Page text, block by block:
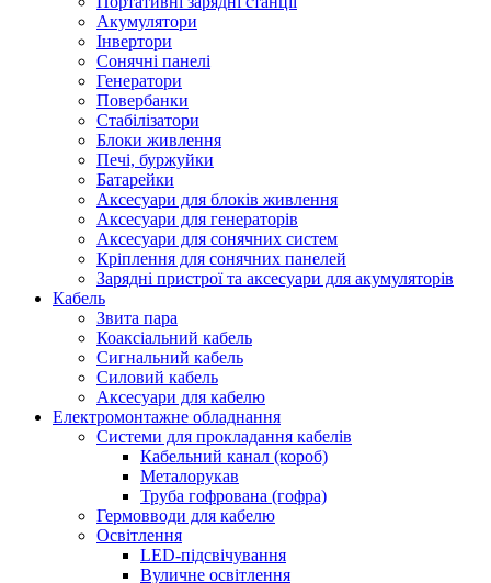
Акумулятори
Інвертори
Сонячні панелі
Генератори
Повербанки
Стабілізатори
Блоки живлення
Печі, буржуйки
Батарейки
Аксесуари для блоків живлення
Аксесуари для генераторів
Аксесуари для сонячних систем
Кріплення для сонячних панелей
Зарядні пристрої та аксесуари для акумуляторів
Кабель
Звита пара
Коаксіальний кабель
Сигнальний кабель
Силовий кабель
Аксесуари для кабелю
Електромонтажне обладнання
Системи для прокладання кабелів
Кабельний канал (короб)
Металорукав
Труба гофрована (гофра)
Гермовводи для кабелю
Освітлення
LED-підсвічування
Вуличне освітлення